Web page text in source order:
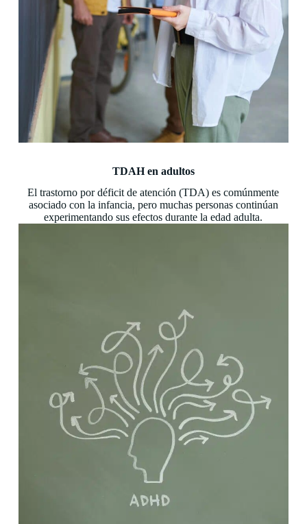
TDAH en adultos
El trastorno por déficit de atención (TDA) es comúnmente
asociado con la infancia, pero muchas personas continúan
experimentando sus efectos durante la edad adulta.